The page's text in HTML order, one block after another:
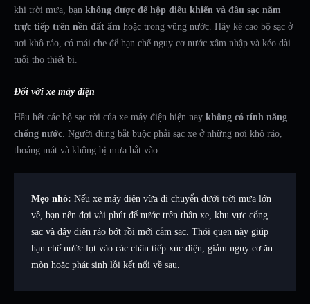
khi trời mưa, bạn không được để hộp điều khiển và đầu sạc nằm
trực tiếp trên nền đất ẩm hoặc trong vũng nước. Hãy kê cao bộ sạc ở
nơi khô ráo, có mái che để hạn chế nguy cơ nước xâm nhập và kéo dài
tuổi thọ thiết bị.
Đối với xe máy điện
Hầu hết các bộ sạc rời của xe máy điện hiện nay không có tính năng
chống nước. Người dùng bắt buộc phải sạc xe ở những nơi khô ráo,
thoáng mát và không bị mưa hắt vào.
Mẹo nhỏ: Nếu xe máy điện vừa di chuyển dưới trời mưa lớn
về, bạn nên đợi vài phút để nước trên thân xe, khu vực cổng
sạc và dây điện ráo bớt rồi mới cắm sạc. Thói quen này giúp
hạn chế nước lọt vào các chân tiếp xúc điện, giảm nguy cơ ăn
mòn hoặc phát sinh lỗi kết nối về sau.